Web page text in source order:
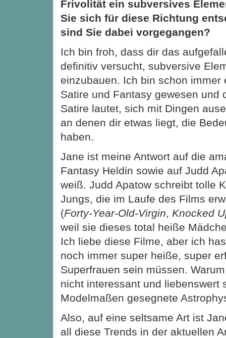
Frivolität ein subversives
Sie sich für diese Richtung
sind Sie dabei vorgegangen?
Ich bin froh, dass dir das
definitiv versucht, subversive
einzubauen. Ich bin schon immer
Satire und Fantasy gewesen und
Satire lautet, sich mit Dingen
an denen dir etwas liegt, die
haben.
Jane ist meine Antwort auf die
Fantasy Heldin sowie auf Judd
weiß. Judd Apatow schreibt tolle
Jungs, die im Laufe des Films
(Forty-Year-Old-Virgin, Knocked
weil sie dieses total heiße
Ich liebe diese Filme, aber ich
noch immer super heiße, super
Superfrauen sein müssen.
nicht interessant und liebenswert
Modelmaßen gesegnete
Also, auf eine seltsame Art ist
all diese Trends in der aktuellen